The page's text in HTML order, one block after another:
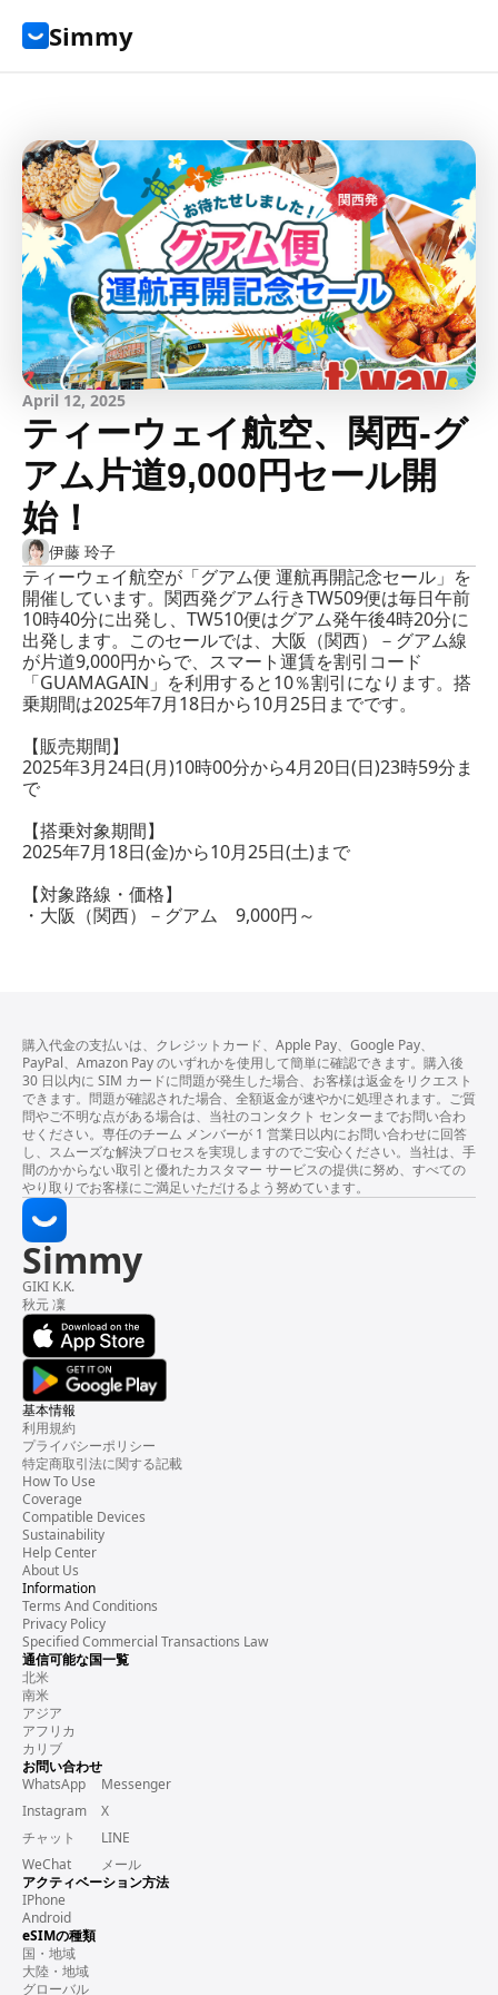
Simmy
April 12, 2025
ティーウェイ航空、関西-グ
アム片道9,000円セール開
始！
伊藤 玲子
ティーウェイ航空が「グアム便 運航再開記念セール」を
開催しています。関西発グアム行きTW509便は毎日午前
10時40分に出発し、TW510便はグアム発午後4時20分に
出発します。このセールでは、大阪（関西）－グアム線
が片道9,000円からで、スマート運賃を割引コード
「GUAMAGAIN」を利用すると10％割引になります。搭
乗期間は2025年7月18日から10月25日までです。
【販売期間】
2025年3月24日(月)10時00分から4月20日(日)23時59分ま
で
【搭乗対象期間】
2025年7月18日(金)から10月25日(土)まで
【対象路線・価格】
・大阪（関西）－グアム 9,000円～
購入代金の支払いは、クレジットカード、Apple Pay、Google Pay、
PayPal、Amazon Pay のいずれかを使用して簡単に確認できます。購入後
30 日以内に SIM カードに問題が発生した場合、お客様は返金をリクエスト
できます。問題が確認された場合、全額返金が速やかに処理されます。ご質
問やご不明な点がある場合は、当社のコンタクト センターまでお問い合わ
せください。専任のチーム メンバーが 1 営業日以内にお問い合わせに回答
し、スムーズな解決プロセスを実現しますのでご安心ください。当社は、手
間のかからない取引と優れたカスタマー サービスの提供に努め、すべての
やり取りでお客様にご満足いただけるよう努めています。
Simmy
GIKI K.K.
秋元 凜
基本情報
利用規約
プライバシーポリシー
特定商取引法に関する記載
How To Use
Coverage
Compatible Devices
Sustainability
Help Center
About Us
Information
Terms And Conditions
Privacy Policy
Specified Commercial Transactions Law
通信可能な国一覧
北米
南米
アジア
アフリカ
カリブ
お問い合わせ
WhatsApp
Messenger
Instagram
X
チャット
LINE
WeChat
メール
アクティベーション方法
IPhone
Android
eSIMの種類
国・地域
大陸・地域
グローバル